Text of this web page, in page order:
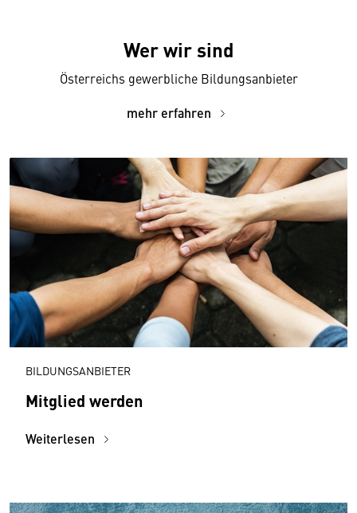
Wer wir sind
Österreichs gewerbliche Bildungsanbieter
mehr erfahren
BILDUNGSANBIETER
Mitglied werden
Weiterlesen